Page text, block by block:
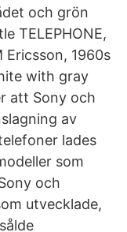
och grön
TELEPHONE,
Ericsson, 1960s
with gray
att Sony och
av
lades
som
och
utvecklade,